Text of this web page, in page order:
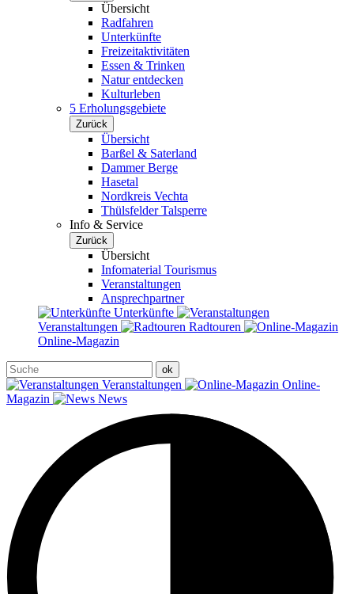
Übersicht
Radfahren
Unterkünfte
Freizeitaktivitäten
Essen & Trinken
Natur entdecken
Kulturleben
5 Erholungsgebiete
Zurück
Übersicht
Barßel & Saterland
Dammer Berge
Hasetal
Nordkreis Vechta
Thülsfelder Talsperre
Info & Service
Zurück
Übersicht
Infomaterial Tourismus
Veranstaltungen
Ansprechpartner
Unterkünfte
Veranstaltungen
Radtouren
Online-Magazin
Veranstaltungen
Online-
Magazin
News